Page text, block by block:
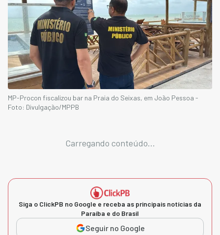
MP-Procon fiscalizou bar na Praia do Seixas, em João Pessoa -
Foto: Divulgação/MPPB
Carregando conteúdo...
Siga o ClickPB no Google e receba as principais notícias da
Paraíba e do Brasil
Seguir no Google